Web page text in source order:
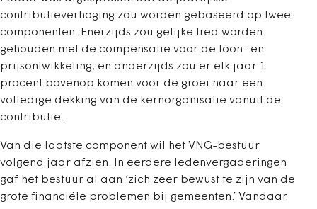
contributieverhoging zou worden gebaseerd op twee
componenten. Enerzijds zou gelijke tred worden
gehouden met de compensatie voor de loon- en
prijsontwikkeling, en anderzijds zou er elk jaar 1
procent bovenop komen voor de groei naar een
volledige dekking van de kernorganisatie vanuit de
contributie.
Van die laatste component wil het VNG-bestuur
volgend jaar afzien. In eerdere ledenvergaderingen
gaf het bestuur al aan ‘zich zeer bewust te zijn van de
grote financiële problemen bij gemeenten.’ Vandaar